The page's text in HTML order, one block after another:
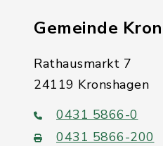
Gemeinde
Rathausmarkt 7
24119 Kronshagen
0431 5866-0
0431 5866-200